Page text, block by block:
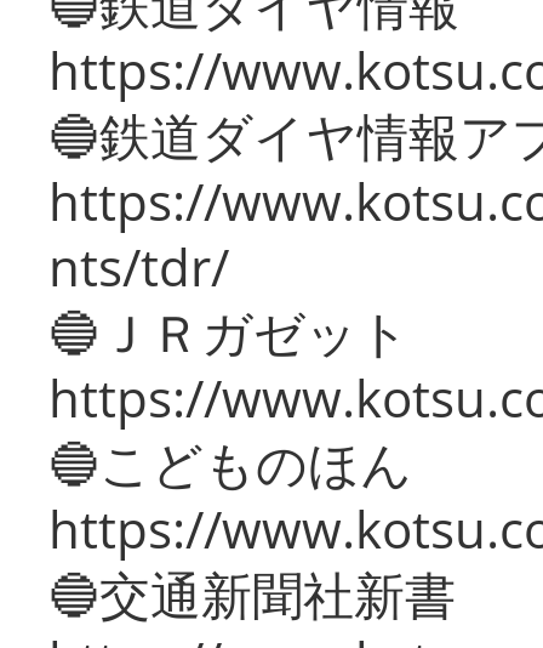
https://
🔵鉄道ダイヤ情報ア
https://
nts/tdr/
🔵ＪＲガゼット
https://
🔵こどものほん
https://
🔵交通新聞社新書